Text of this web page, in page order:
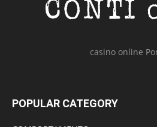
casino online
POPULAR CATEGORY